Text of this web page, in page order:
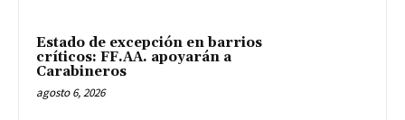
Estado de excepción en barrios
críticos: FF.AA. apoyarán a
Carabineros
agosto 6, 2026